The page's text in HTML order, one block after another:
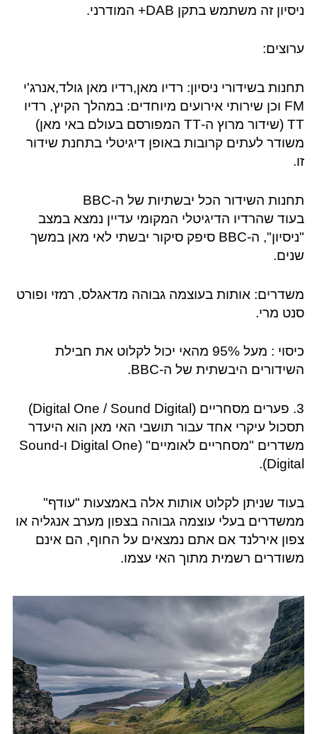
ניסיון זה משתמש בתקן DAB+ המודרני.
ערוצים:
תחנות בשידורי ניסיון: רדיו מאן,רדיו מאן גולד,אנרג'י
FM וכן שירותי אירועים מיוחדים: במהלך הקיץ, רדיו
TT (שידור מרוץ ה-TT המפורסם בעולם באי מאן)
משודר לעתים קרובות באופן דיגיטלי בתחנת שידור
זו.
תחנות השידור הכל יבשתיות של ה-BBC
בעוד שהרדיו הדיגיטלי המקומי עדיין נמצא במצב
"ניסיון", ה-BBC סיפק סיקור יבשתי לאי מאן במשך
שנים.
משדרים: אותות בעוצמה גבוהה מדאגלס, רמזי ופורט
סנט מרי.
כיסוי : מעל 95% מהאי יכול לקלוט את חבילת
השידורים היבשתית של ה-BBC.
3. פערים מסחריים (Digital One / Sound Digital)
תסכול עיקרי אחד עבור תושבי האי מאן הוא היעדר
משדרים "מסחריים לאומיים" (Digital One ו-Sound
Digital).
בעוד שניתן לקלוט אותות אלה באמצעות "עודף"
ממשדרים בעלי עוצמה גבוהה בצפון מערב אנגליה או
צפון אירלנד אם אתם נמצאים על החוף, הם אינם
משודרים רשמית מתוך האי עצמו.